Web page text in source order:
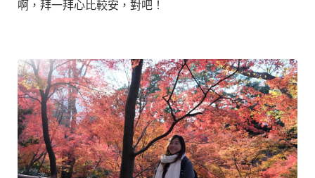
啊，拜一拜心比較安，對吧！